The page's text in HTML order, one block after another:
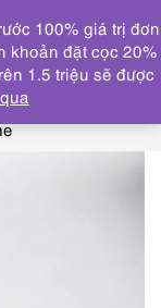
DANH MỤC
ĐÃ SỬ
mới-FOUR
100% giá trị đơn
khoản đặt cọc 20%
1.5 triệu sẽ được